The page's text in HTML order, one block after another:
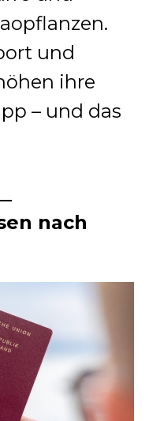
und
ihre
– und das
nach